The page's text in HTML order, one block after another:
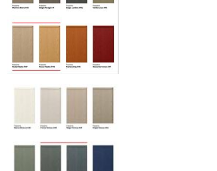
Вывоз упаковочного материала
очистка помещения от тары и упаковки
доставке
Сроки доставкиСтандартная доставка по
от удалённости объекта и варьируются от 5 до
10 рабочих дней. Возможна срочная доставка